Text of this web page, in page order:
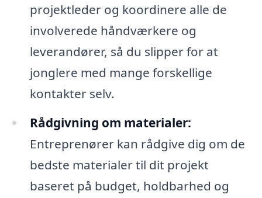
projektleder og koordinere alle de
involverede håndværkere og
leverandører, så du slipper for at
jonglere med mange forskellige
kontakter selv.
Rådgivning om materialer:
Entreprenører kan rådgive dig om de
bedste materialer til dit projekt
baseret på budget, holdbarhed og